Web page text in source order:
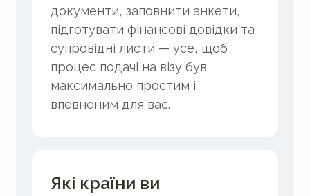
документи, заповнити анкети,
підготувати фінансові довідки та
супровідні листи — усе, щоб
процес подачі на візу був
максимально простим і
впевненим для вас.
Які країни ви